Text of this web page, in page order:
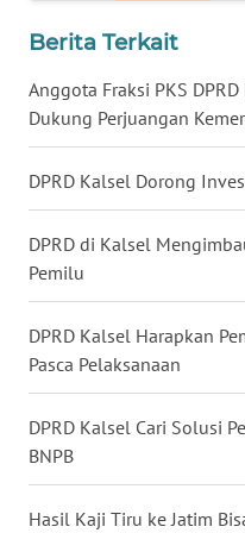
Berita Terkait
Anggota Fraksi PKS
Dukung Perjuangan
DPRD Kalsel Dorong
DPRD di Kalsel
Pemilu
DPRD Kalsel Harapkan
Pasca Pelaksanaan
DPRD Kalsel Cari Solusi
BNPB
Hasil Kaji Tiru ke Jatim
WN
NUSANTARA
WN
JATIM
BALI
KALBAR
KALTENG